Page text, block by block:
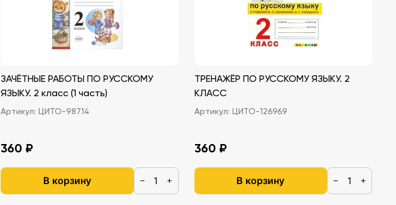
ЗАЧЁТНЫЕ РАБОТЫ ПО РУССКОМУ
ЯЗЫКУ. 2 класс (1 часть)
Артикул: ЦИТО-98714
360 ₽
В корзину − +
ТРЕНАЖЁР ПО РУССКОМУ ЯЗЫКУ. 2
КЛАСС
Артикул: ЦИТО-126969
360 ₽
В корзину − +